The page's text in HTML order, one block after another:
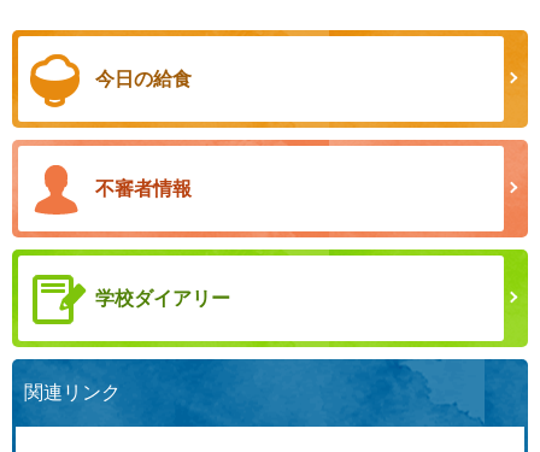
今日の給食
不審者情報
学校ダイアリー
関連リンク